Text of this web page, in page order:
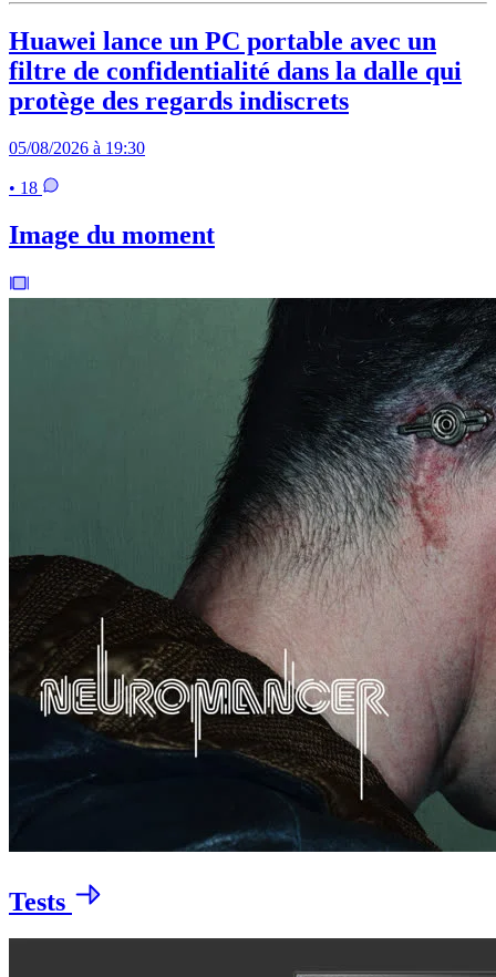
Huawei lance un PC portable avec un
filtre de confidentialité dans la dalle qui
protège des regards indiscrets
05/08/2026 à 19:30
• 18
Image du moment
Tests